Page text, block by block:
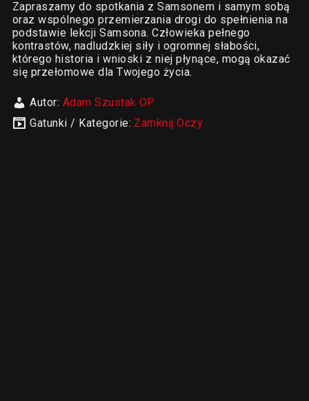
Zapraszamy do spotkania z Samsonem i samym sobą
oraz wspólnego przemierzania drogi do spełnienia na
podstawie lekcji Samsona. Człowieka pełnego
kontrastów, nadludzkiej siły i ogromnej słabości,
którego historia i wnioski z niej płynące, mogą okazać
się przełomowe dla Twojego życia.
Autor: Adam Szustak OP
Gatunki / Kategorie: Zamknij Oczy